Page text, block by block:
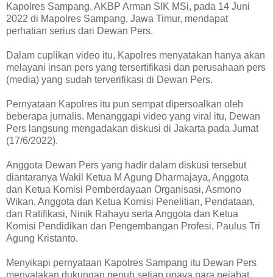
Kapolres Sampang, AKBP Arman SIK MSi, pada 14 Juni
2022 di Mapolres Sampang, Jawa Timur, mendapat
perhatian serius dari Dewan Pers.
Dalam cuplikan video itu, Kapolres menyatakan hanya akan
melayani insan pers yang tersertifikasi dan perusahaan pers
(media) yang sudah terverifikasi di Dewan Pers.
Pernyataan Kapolres itu pun sempat dipersoalkan oleh
beberapa jurnalis. Menanggapi video yang viral itu, Dewan
Pers langsung mengadakan diskusi di Jakarta pada Jumat
(17/6/2022).
Anggota Dewan Pers yang hadir dalam diskusi tersebut
diantaranya Wakil Ketua M Agung Dharmajaya, Anggota
dan Ketua Komisi Pemberdayaan Organisasi, Asmono
Wikan, Anggota dan Ketua Komisi Penelitian, Pendataan,
dan Ratifikasi, Ninik Rahayu serta Anggota dan Ketua
Komisi Pendidikan dan Pengembangan Profesi, Paulus Tri
Agung Kristanto.
Menyikapi pernyataan Kapolres Sampang itu Dewan Pers
menyatakan dukungan penuh setiap upaya para pejabat